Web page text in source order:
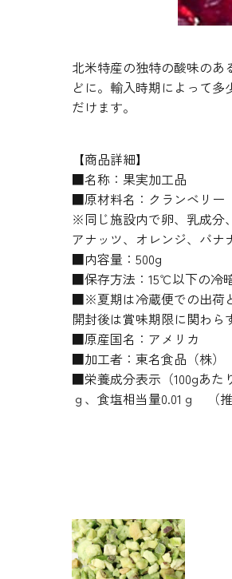
北米特産の独特の酸味のあ
どに。輸入時期によって
だけます。
【商品詳細】
■名称：果実加工品
■原材料名：クランベリー
※同じ施設内で卵、乳成分
アナッツ、オレンジ、バナ
■内容量：500g
■保存方法：15℃以下の冷
■※夏期は冷蔵便での出荷
開封後は賞味期限に関わら
■原産国名：アメリカ
■加工者：東名食品（株）
■栄養成分表示（100gあた
ｇ、食塩相当量0.01ｇ （推